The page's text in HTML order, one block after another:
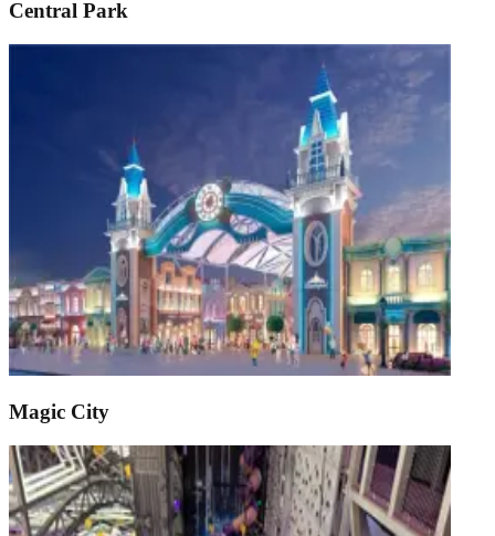
Central Park
Magic City